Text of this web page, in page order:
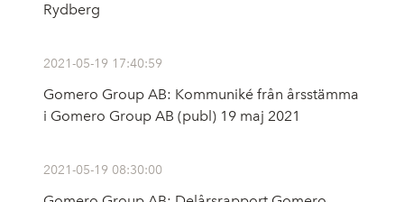
Rydberg
2021-05-19 17:40:59
Gomero Group AB: Kommuniké från årsstämma
i Gomero Group AB (publ) 19 maj 2021
2021-05-19 08:30:00